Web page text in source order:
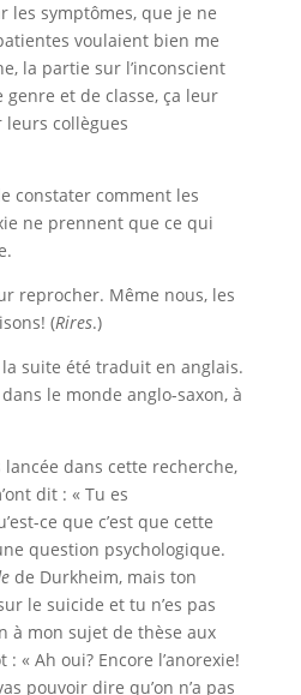
les symptômes, que je ne
voulaient bien me
la partie sur l’inconscient
et de classe, ça leur
collègues
constater comment les
ne prennent que ce qui
reprocher. Même nous, les
(Rires.)
suite été traduit en anglais.
le monde anglo-saxon, à
dans cette recherche,
dit : « Tu es
ce que c’est que cette
question psychologique.
de Durkheim, mais ton
le suicide et tu n’es pas
à mon sujet de thèse aux
: « Ah oui? Encore l’anorexie!
pouvoir dire qu’on n’a pas